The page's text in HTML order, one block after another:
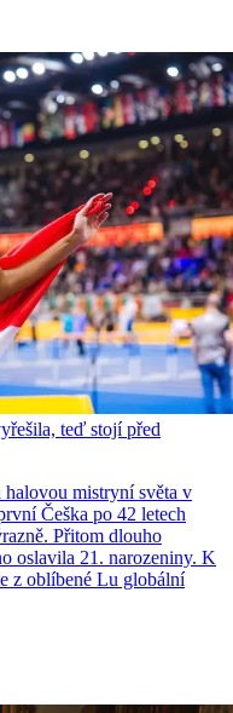
teď stojí před
mistryní světa v
Češka po 42 letech
Přitom dlouho
oslavila 21. narozeniny. K
z oblíbené Lu globální